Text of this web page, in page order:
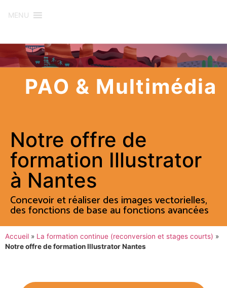
MENU
PAO & Multimédia
Notre offre de
formation Illustrator
à Nantes
Concevoir et réaliser des images vectorielles,
des fonctions de base au fonctions avancées
Accueil » La formation continue (reconversion et stages courts) »
Notre offre de formation Illustrator Nantes